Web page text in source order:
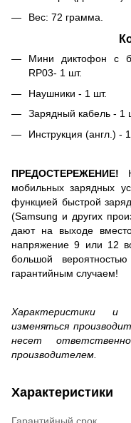
Вес: 72 грамма.
Мини диктофон с
RP03- 1 шт.
Наушники - 1 шт.
Зарядный кабель - 1
Инструкция (англ.) -
ПРЕДОСТЕРЕЖЕНИЕ!
мобильных зарядных
функцией быстрой
(Samsung и других
дают на выходе
напряжение 9 или 12
большой
гарантийным случаем!
Характеристики и
изменяться
несет
производителем.
Характеристики